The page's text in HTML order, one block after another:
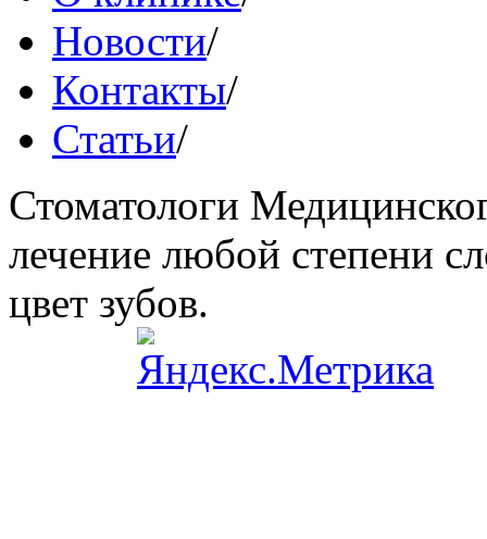
Новости/
Контакты/
Статьи/
Стоматологи
лечение любой степени
цвет зубов.